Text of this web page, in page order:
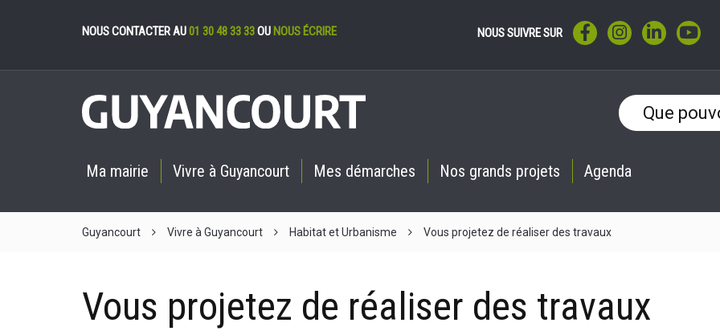
NOUS CONTACTER AU01 30 48 33 33OU NOUS ÉCRIRE NOUS SUIVRE SUR LIEN VERS LE COMPTE
LIEN VERS LE
LIEN VERS
Ma mairie Vivre à Guyancourt Mes démarches Nos grands projets Agenda
Guyancourt Vivre à Guyancourt Habitat et Urbanisme Vous projetez de réaliser des travaux
Vous projetez de réaliser des travaux